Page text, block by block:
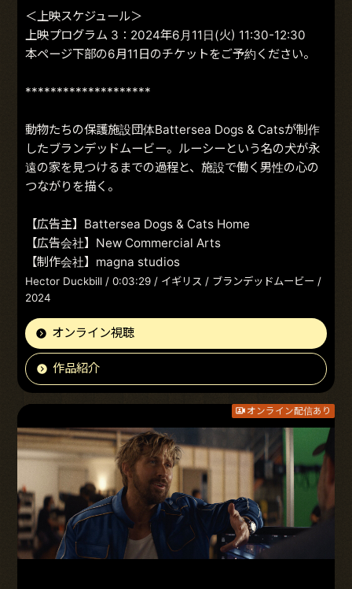
＜上映スケジュール＞
上映プログラム 3：2024年6月11日(火) 11:30-12:30
本ページ下部の6月11日のチケットをご予約ください。
********************
動物たちの保護施設団体Battersea Dogs & Catsが制作
したブランデッドムービー。ルーシーという名の犬が永
遠の家を見つけるまでの過程と、施設で働く男性の心の
つながりを描く。
【広告主】Battersea Dogs & Cats Home
【広告会社】New Commercial Arts
【制作会社】magna studios
Hector Duckbill / 0:03:29 / イギリス / ブランデッドムービー /
2024
オンライン視聴
作品紹介
オンライン配信あり